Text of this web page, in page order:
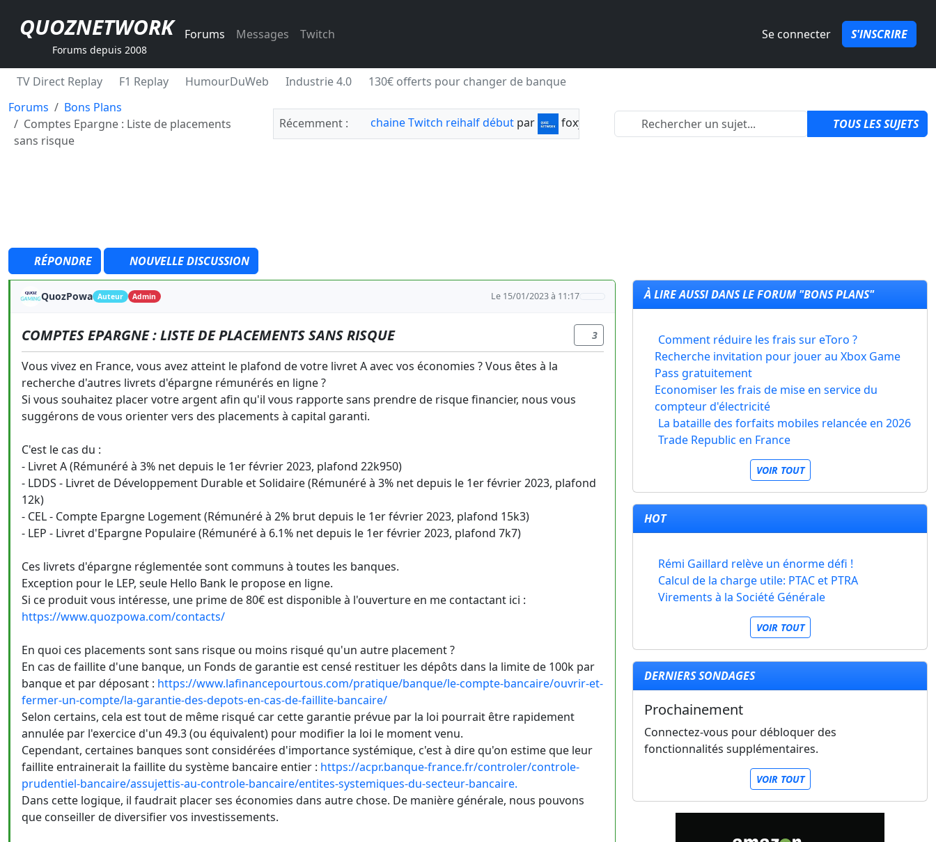
QUOZNETWORK
Forums depuis 2008
Forums Messages Twitch Se connecter S'INSCRIRE
TV Direct Replay F1 Replay HumourDuWeb Industrie 4.0
130€ offerts pour changer de banque
Forums
Bons Plans
Comptes Epargne : Liste de placements
sans risque
Récemment : chaine Twitch reihalf début par foxylabnyy 2 TOUS LES SUJETS
RÉPONDRE NOUVELLE DISCUSSION
QuozPowa Auteur Admin Le 15/01/2023 à 11:17
COMPTES EPARGNE : LISTE DE PLACEMENTS SANS RISQUE 3
Vous vivez en France, vous avez atteint le plafond de votre livret A avec vos économies ? Vous êtes à la
recherche d'autres livrets d'épargne rémunérés en ligne ?
Si vous souhaitez placer votre argent afin qu'il vous rapporte sans prendre de risque financier, nous vous
suggérons de vous orienter vers des placements à capital garanti.
C'est le cas du :
- Livret A (Rémunéré à 3% net depuis le 1er février 2023, plafond 22k950)
- LDDS - Livret de Développement Durable et Solidaire (Rémunéré à 3% net depuis le 1er février 2023, plafond
12k)
- CEL - Compte Epargne Logement (Rémunéré à 2% brut depuis le 1er février 2023, plafond 15k3)
- LEP - Livret d'Epargne Populaire (Rémunéré à 6.1% net depuis le 1er février 2023, plafond 7k7)
Ces livrets d'épargne réglementée sont communs à toutes les banques.
Exception pour le LEP, seule Hello Bank le propose en ligne.
Si ce produit vous intéresse, une prime de 80€ est disponible à l'ouverture en me contactant ici :
https://www.quozpowa.com/contacts/
En quoi ces placements sont sans risque ou moins risqué qu'un autre placement ?
En cas de faillite d'une banque, un Fonds de garantie est censé restituer les dépôts dans la limite de 100k par
banque et par déposant : https://www.lafinancepourtous.com/pratique/banque/le-compte-bancaire/ouvrir-et-
fermer-un-compte/la-garantie-des-depots-en-cas-de-faillite-bancaire/
Selon certains, cela est tout de même risqué car cette garantie prévue par la loi pourrait être rapidement
annulée par l'exercice d'un 49.3 (ou équivalent) pour modifier la loi le moment venu.
Cependant, certaines banques sont considérées d'importance systémique, c'est à dire qu'on estime que leur
faillite entrainerait la faillite du système bancaire entier : https://acpr.banque-france.fr/controler/controle-
prudentiel-bancaire/assujettis-au-controle-bancaire/entites-systemiques-du-secteur-bancaire.
Dans cette logique, il faudrait placer ses économies dans autre chose. De manière générale, nous pouvons
que conseiller de diversifier vos investissements.
À LIRE AUSSI DANS LE FORUM "BONS PLANS"
Comment réduire les frais sur eToro ?
Recherche invitation pour jouer au Xbox Game
Pass gratuitement
Economiser les frais de mise en service du
compteur d'électricité
La bataille des forfaits mobiles relancée en 2026
Trade Republic en France
VOIR TOUT
HOT
Rémi Gaillard relève un énorme défi !
Calcul de la charge utile: PTAC et PTRA
Virements à la Société Générale
VOIR TOUT
DERNIERS SONDAGES
Prochainement
Connectez-vous pour débloquer des
fonctionnalités supplémentaires.
VOIR TOUT